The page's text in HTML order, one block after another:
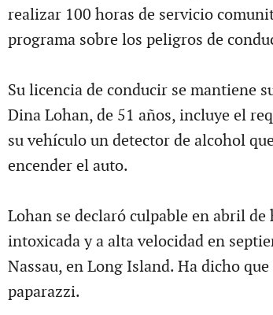
realizar 100 horas de servicio
programa sobre los peligros de
Su licencia de conducir se mantiene
Dina Lohan, de 51 años, incluye el
su vehículo un detector de alcohol
encender el auto.
Lohan se declaró culpable en abril de
intoxicada y a alta velocidad en
Nassau, en Long Island. Ha dicho
paparazzi.